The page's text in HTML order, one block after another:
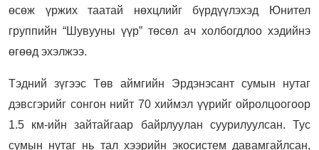
өсөж үржих таатай нөхцлийг бүрдүүлэхэд
Юнител
группийн “Шувууны үүр” төсөл ач холбогдлоо хэдийнэ
өгөөд эхэлжээ.
Тэдний зүгээс Төв аймгийн Эрдэнэсант сумын нутаг
дэвсгэрийг сонгон нийт 70 хиймэл үүрийг ойролцоогоор
1.5 км-ийн зайтайгаар байрлуулан суурилуулсан. Тус
сумын нутаг нь тал хээрийн экосистем давамгайлсан,